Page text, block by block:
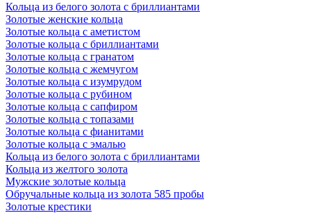
Кольца из белого золота с бриллиантами
Золотые женские кольца
Золотые кольца с аметистом
Золотые кольца с бриллиантами
Золотые кольца с гранатом
Золотые кольца с жемчугом
Золотые кольца с изумрудом
Золотые кольца с рубином
Золотые кольца с сапфиром
Золотые кольца с топазами
Золотые кольца с фианитами
Золотые кольца с эмалью
Кольца из белого золота с бриллиантами
Кольца из желтого золота
Мужские золотые кольца
Обручальные кольца из золота 585 пробы
Золотые крестики